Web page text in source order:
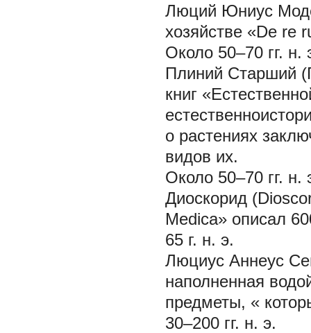
Люций Юниус
хозяйстве «De re
Около 50–70 гг. н.
Плиний Старший
книг
о растениях
видов их.
Около 50–70 гг. н.
Диоскорид
Medica» описал
65 г. н. э.
Люциус Аннеус
наполненная
предметы, «
30–200 гг. н. э.